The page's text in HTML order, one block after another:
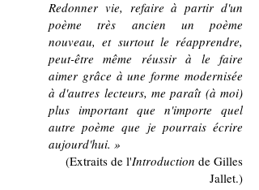
Redonner vie, refaire à partir d'un
poème très ancien un poème
nouveau, et surtout le réapprendre,
peut-être même réussir à le faire
aimer grâce à une forme modernisée
à d'autres lecteurs, me paraît (à moi)
plus important que n'importe quel
autre poème que je pourrais écrire
aujourd'hui. »
(Extraits de l'Introduction de Gilles
Jallet.)